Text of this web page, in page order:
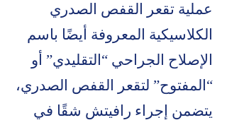
عملية تقعر القفص الصدري
الكلاسيكية المعروفة أيضًا باسم
الإصلاح الجراحي “التقليدي” أو
“المفتوح” لتقعر القفص الصدري،
يتضمن إجراء رافيتش شقًا في